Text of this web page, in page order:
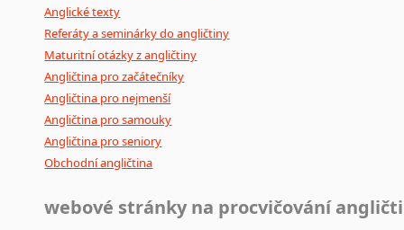
Anglické texty
Referáty a seminárky do angličtiny
Maturitní otázky z angličtiny
Angličtina pro začátečníky
Angličtina pro nejmenší
Angličtina pro samouky
Angličtina pro seniory
Obchodní angličtina
webové stránky na procvičování